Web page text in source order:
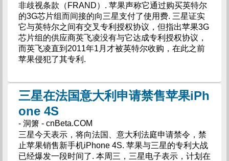
非歧视条款（FRAND）. 苹果声称它通过购买英特尔
的3G芯片组而间接的向三星支付了使用费. 三星证实
它与英特尔之间有交叉专利授权协议，但指出苹果3G
芯片组的供应商英飞凌没有与它达成专利授权协议，
而英飞凌直到2011年1月才被英特尔收购，在此之前
苹果侵犯了其专利.
三星在法国意大利申请禁售苹果iPh
one 4S
- 洞箫 - cnBeta.COM
三星今天表示，将向法国、意大利法庭申请禁令，禁
止苹果销售新手机iPhone 4S. 苹果与三星的专利大战
已经爆发一段时间了. 本周三，三星电子表示，计划在